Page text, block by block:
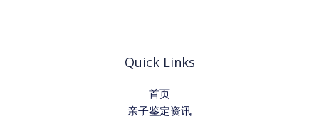
Quick Links
首页
亲子鉴定资讯